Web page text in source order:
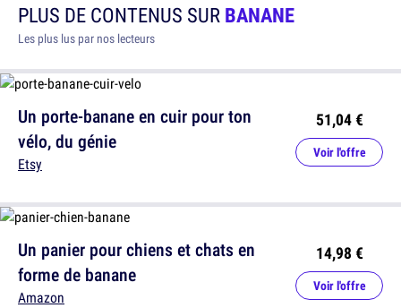
PLUS DE CONTENUS SURBANANE
Les plus lus par nos lecteurs
Un porte-banane en cuir pour ton
vélo, du génie
Etsy
51,04 €
Voir l'offre
Un panier pour chiens et chats en
forme de banane
Amazon
14,98 €
Voir l'offre